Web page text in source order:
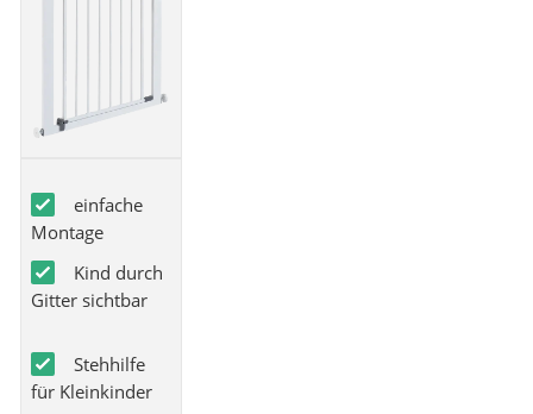
einfache
Montage
Kind durch
Gitter sichtbar
Stehhilfe
für Kleinkinder